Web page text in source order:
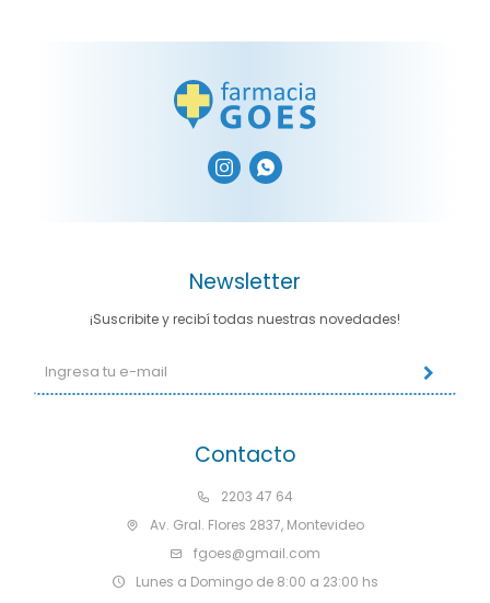
 
Contacto
2203 47 64
Av. Gral. Flores 2837, Montevideo
fgoes@gmail.com
Lunes a Domingo de 8:00 a 23:00 hs
Newsletter
¡Suscribite y recibí todas nuestras novedades!